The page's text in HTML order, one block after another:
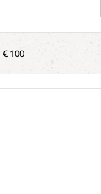
100